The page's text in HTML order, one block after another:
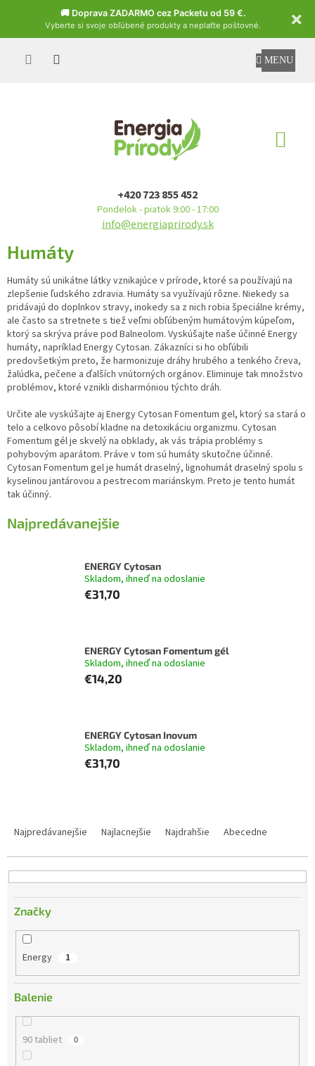
🚚 Doprava ZADARMO cez Packetu od 59 €.
Vyberte si svoje obľúbené produkty a neplaťte poštovné.
Czech
+420 723 855 452
Pondelok - piatok 9:00 - 17:00
info@energiaprirody.sk
Humáty
Humáty sú unikátne látky vznikajúce v prírode, ktoré sa používajú na
zlepšenie ľudského zdravia. Humáty sa využívajú rôzne. Niekedy sa
pridávajú do doplnkov stravy, inokedy sa z nich robia špeciálne krémy,
ale často sa stretnete s tiež veľmi obľúbeným humátovým kúpeľom,
ktorý sa skrýva práve pod Balneolom. Vyskúšajte naše účinné Energy
humáty, napríklad Energy Cytosan. Zákazníci si ho obľúbili
predovšetkým preto, že harmonizuje dráhy hrubého a tenkého čreva,
žalúdka, pečene a ďalších vnútorných orgánov. Eliminuje tak množstvo
problémov, ktoré vznikli disharmóniou týchto dráh.
Určite ale vyskúšajte aj Energy Cytosan Fomentum gel, ktorý sa stará o
telo a celkovo pôsobí kladne na detoxikáciu organizmu. Cytosan
Fomentum gél je skvelý na obklady, ak vás trápia problémy s
pohybovým aparátom. Práve v tom sú humáty skutočne účinné.
Cytosan Fomentum gel je humát draselný, lignohumát draselný spolu s
kyselinou jantárovou a pestrecom mariánskym. Preto je tento humát
tak účinný.
Najpredávanejšie
ENERGY Cytosan
Skladom, ihneď na odoslanie
€31,70
ENERGY Cytosan Fomentum gél
Skladom, ihneď na odoslanie
€14,20
ENERGY Cytosan Inovum
Skladom, ihneď na odoslanie
€31,70
e
u
Najpredávanejšie Najlacnejšie Najdrahšie Abecedne
Značky
Energy 1
Balenie
90 tabliet 0